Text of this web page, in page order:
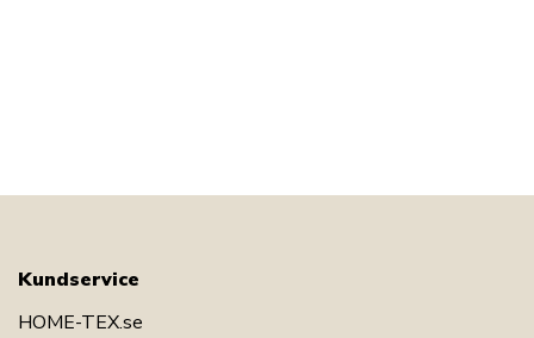
Kundservice
HOME-TEX.se